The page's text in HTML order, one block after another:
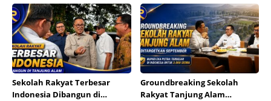
Sekolah Rakyat Terbesar
Indonesia Dibangun di
Groundbreaking Sekolah
Rakyat Tanjung Alam